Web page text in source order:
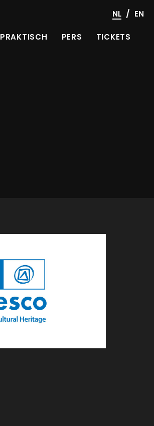
PRAKTISCH PERS TICKETS
NL / EN